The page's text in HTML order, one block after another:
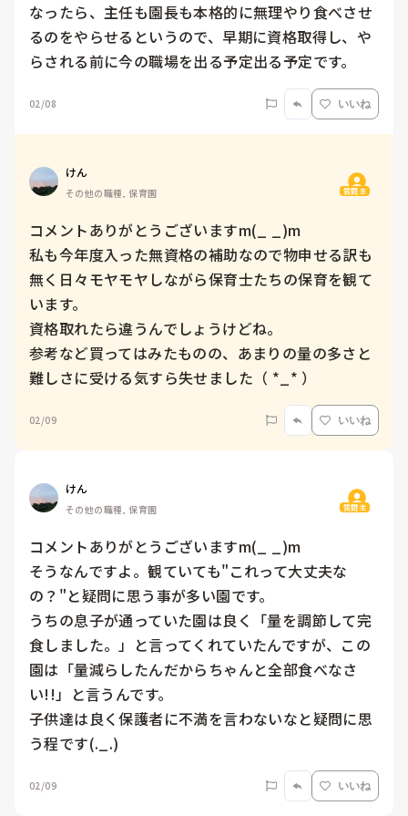
なったら、主任も園長も本格的に無理やり食べさせ
るのをやらせるというので、早期に資格取得し、や
らされる前に今の職場を出る予定出る予定です。
02/08 いいね
けん
その他の職種, 保育園 質問主
コメントありがとうございますm(_ _)m
私も今年度入った無資格の補助なので物申せる訳も
無く日々モヤモヤしながら保育士たちの保育を観て
います。
資格取れたら違うんでしょうけどね。
参考など買ってはみたものの、あまりの量の多さと
難しさに受ける気すら失せました（ *_* ）
02/09 いいね
けん
その他の職種, 保育園 質問主
コメントありがとうございますm(_ _)m
そうなんですよ。観ていても"これって大丈夫な
の？"と疑問に思う事が多い園です。
うちの息子が通っていた園は良く「量を調節して完
食しました。」と言ってくれていたんですが、この
園は「量減らしたんだからちゃんと全部食べなさ
い!!」と言うんです。
子供達は良く保護者に不満を言わないなと疑問に思
う程です(._.)
02/09 いいね